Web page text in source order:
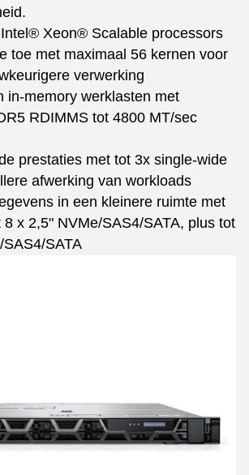
Xeon® Scalable processors
toe met maximaal 56 kernen voor
verwerking
in-memory werklasten met
RDIMMS tot 4800 MT/sec
prestaties met tot 3x single-wide
afwerking van workloads
in een kleinere ruimte met
x 2,5" NVMe/SAS4/SATA, plus tot
SATA